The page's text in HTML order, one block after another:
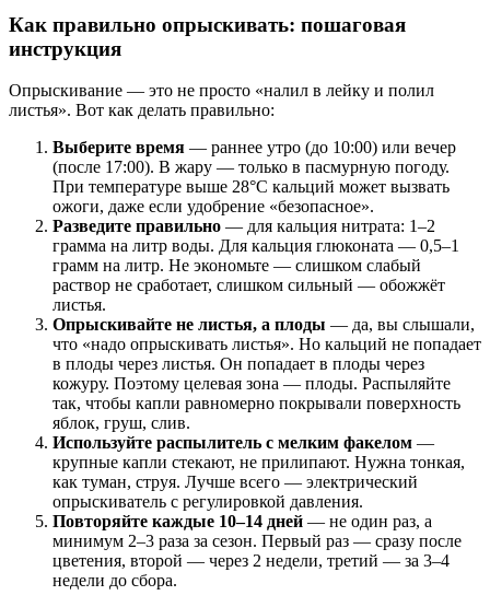
Как правильно опрыскивать: пошаговая
инструкция
Опрыскивание — это не просто «налил в лейку и полил
листья». Вот как делать правильно:
Выберите время — раннее утро (до 10:00) или вечер
(после 17:00). В жару — только в пасмурную погоду.
При температуре выше 28°C кальций может вызвать
ожоги, даже если удобрение «безопасное».
Разведите правильно — для кальция нитрата: 1–2
грамма на литр воды. Для кальция глюконата — 0,5–1
грамм на литр. Не экономьте — слишком слабый
раствор не сработает, слишком сильный — обожжёт
листья.
Опрыскивайте не листья, а плоды — да, вы слышали,
что «надо опрыскивать листья». Но кальций не попадает
в плоды через листья. Он попадает в плоды через
кожуру. Поэтому целевая зона — плоды. Распыляйте
так, чтобы капли равномерно покрывали поверхность
яблок, груш, слив.
Используйте распылитель с мелким факелом —
крупные капли стекают, не прилипают. Нужна тонкая,
как туман, струя. Лучше всего — электрический
опрыскиватель с регулировкой давления.
Повторяйте каждые 10–14 дней — не один раз, а
минимум 2–3 раза за сезон. Первый раз — сразу после
цветения, второй — через 2 недели, третий — за 3–4
недели до сбора.